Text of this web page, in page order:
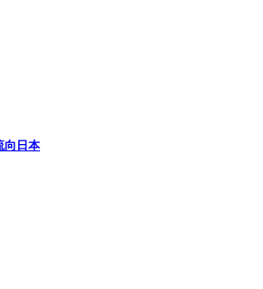
向日本